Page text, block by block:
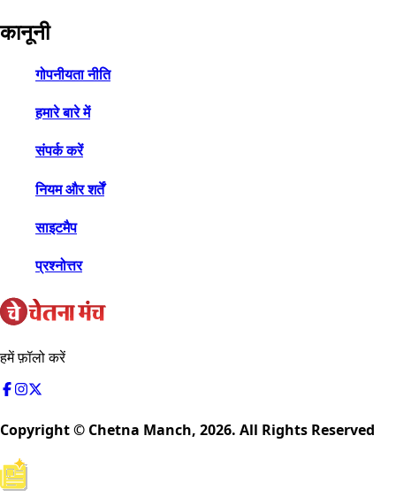
कानूनी
गोपनीयता नीति
हमारे बारे में
संपर्क करें
नियम और शर्तें
साइटमैप
प्रश्नोत्तर
हमें फ़ॉलो करें
Copyright © Chetna Manch, 2026. All Rights Reserved